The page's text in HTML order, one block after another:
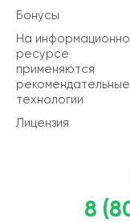
Бонусы
На
ресурсе
применяются
рекомендательные
технологии
Лицензия
8